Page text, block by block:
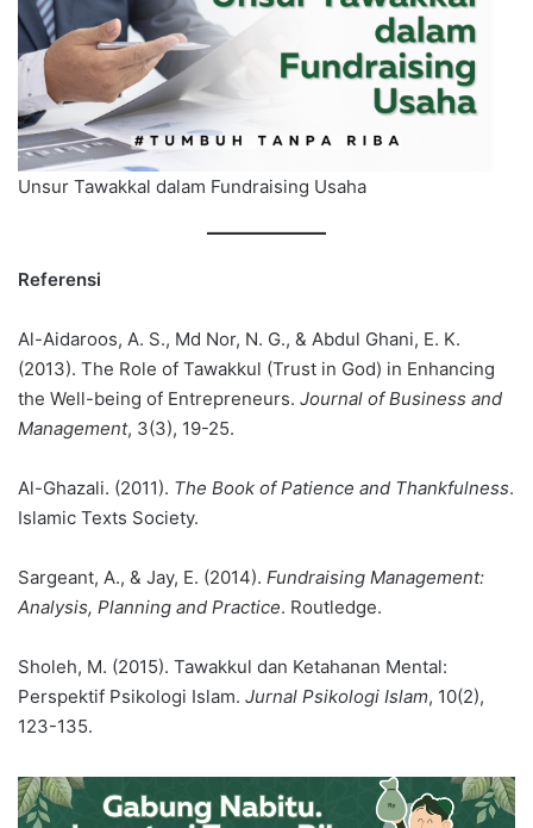
Unsur Tawakkal dalam Fundraising Usaha
Referensi
Al-Aidaroos, A. S., Md Nor, N. G., & Abdul Ghani, E. K.
(2013). The Role of Tawakkul (Trust in God) in Enhancing
the Well-being of Entrepreneurs. Journal of Business and
Management, 3(3), 19-25.
Al-Ghazali. (2011). The Book of Patience and Thankfulness.
Islamic Texts Society.
Sargeant, A., & Jay, E. (2014). Fundraising Management:
Analysis, Planning and Practice. Routledge.
Sholeh, M. (2015). Tawakkul dan Ketahanan Mental:
Perspektif Psikologi Islam. Jurnal Psikologi Islam, 10(2),
123-135.